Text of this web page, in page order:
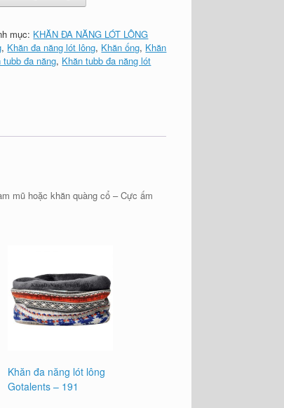
mục: KHĂN ĐA NĂNG LÓT LÔNG
, Khăn đa năng lót lông, Khăn ống, Khăn
tubb đa năng, Khăn tubb đa năng lót
mũ hoặc khăn quàng cổ – Cực ấm
Khăn đa năng lót lông
Gotalents – 191